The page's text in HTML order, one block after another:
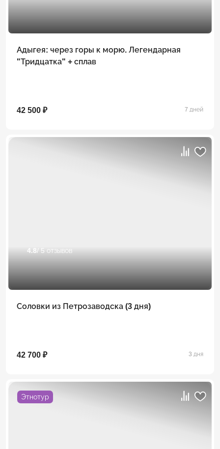
Адыгея: через горы к морю. Легендарная
"Тридцатка" + сплав
42 500 ₽ 7 дней
4.8/ 5 отзывов
Соловки из Петрозаводска (3 дня)
42 700 ₽ 3 дня
Этнотур